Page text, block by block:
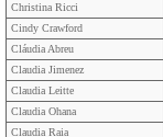
Christina Ricci
Cindy Crawford
Cláudia Abreu
Claudia Jimenez
Claudia Leitte
Claudia Ohana
Claudia Raia